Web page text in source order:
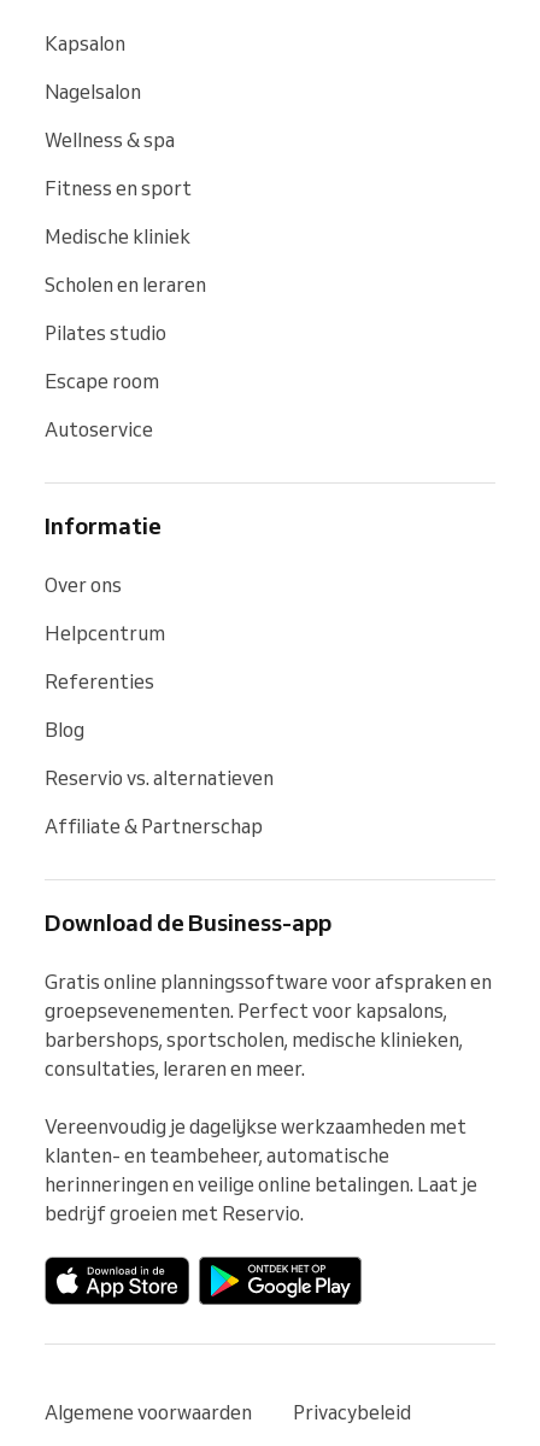
Kapsalon
Nagelsalon
Wellness & spa
Fitness en sport
Medische kliniek
Scholen en leraren
Pilates studio
Escape room
Autoservice
Informatie
Over ons
Helpcentrum
Referenties
Blog
Reservio vs. alternatieven
Affiliate & Partnerschap
Download de Business-app
Gratis online planningssoftware voor afspraken en
groepsevenementen. Perfect voor kapsalons,
barbershops, sportscholen, medische klinieken,
consultaties, leraren en meer.
Vereenvoudig je dagelijkse werkzaamheden met
klanten- en teambeheer, automatische
herinneringen en veilige online betalingen. Laat je
bedrijf groeien met Reservio.
Algemene voorwaarden Privacybeleid